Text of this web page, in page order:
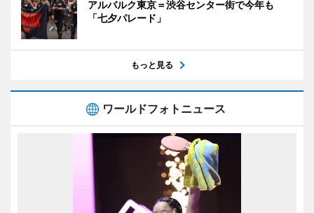
アルバルク東京＝渋谷センター街で今年も
「七夕パレード」
もっと見る
ワールドフォトニュース